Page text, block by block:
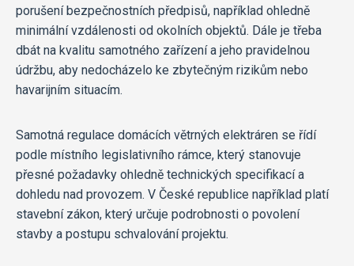
porušení bezpečnostních předpisů, například ohledně
minimální vzdálenosti od okolních objektů. Dále je třeba
dbát na kvalitu samotného zařízení a jeho pravidelnou
údržbu, aby nedocházelo ke zbytečným rizikům nebo
havarijním situacím.
Samotná regulace domácích větrných elektráren se řídí
podle místního legislativního rámce, který stanovuje
přesné požadavky ohledně technických specifikací a
dohledu nad provozem. V České republice například platí
stavební zákon, který určuje podrobnosti o povolení
stavby a postupu schvalování projektu.